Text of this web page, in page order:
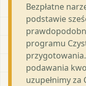
Bezpłatne
podstawie
programu
podawania
uzupełnimy za